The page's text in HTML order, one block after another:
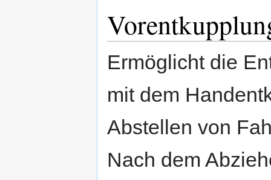
Ermöglicht die
mit dem
Abstellen von
Nach dem